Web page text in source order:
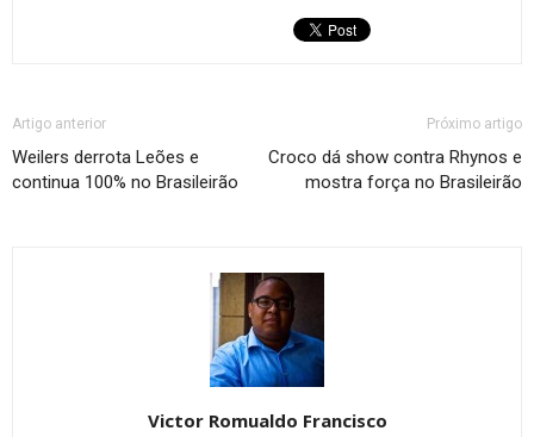
Artigo anterior
Weilers derrota Leões e
continua 100% no Brasileirão
Próximo artigo
Croco dá show contra Rhynos e
mostra força no Brasileirão
Victor Romualdo Francisco